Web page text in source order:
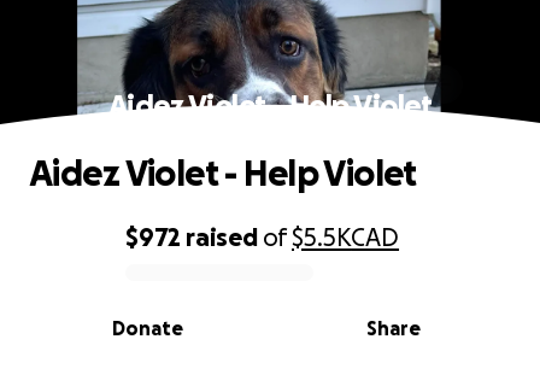
Aidez Violet - Help Violet
0% complete
$972 raised of$5.5KCAD
Share
Donate
Aidez Violet - Help Violet